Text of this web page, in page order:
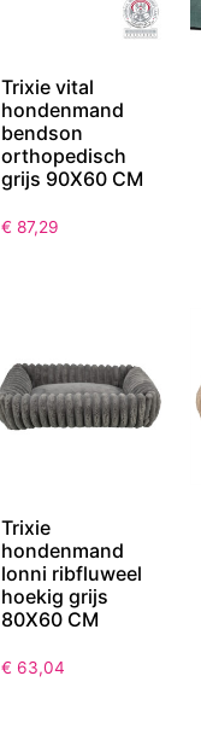
Trixie vital
hondenmand
bendson
orthopedisch
grijs 90X60 CM
€ 87,29
Trixie
hondenmand
lonni ribfluweel
hoekig grijs
80X60 CM
€ 63,04